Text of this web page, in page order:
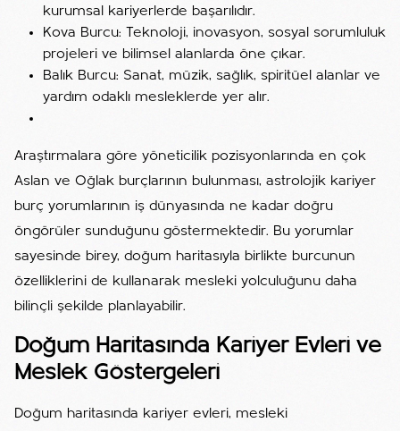
kurumsal kariyerlerde başarılıdır.
Kova Burcu: Teknoloji, inovasyon, sosyal sorumluluk
projeleri ve bilimsel alanlarda öne çıkar.
Balık Burcu: Sanat, müzik, sağlık, spiritüel alanlar ve
yardım odaklı mesleklerde yer alır.
Araştırmalara göre yöneticilik pozisyonlarında en çok
Aslan ve Oğlak burçlarının bulunması, astrolojik kariyer
burç yorumlarının iş dünyasında ne kadar doğru
öngörüler sunduğunu göstermektedir. Bu yorumlar
sayesinde birey, doğum haritasıyla birlikte burcunun
özelliklerini de kullanarak mesleki yolculuğunu daha
bilinçli şekilde planlayabilir.
Doğum Haritasında Kariyer Evleri ve
Meslek Göstergeleri
Doğum haritasında kariyer evleri, mesleki